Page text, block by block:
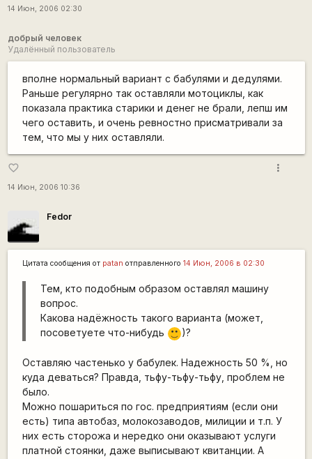
14 Июн, 2006 02:30
добрый человек
Удалённый пользователь
вполне нормальный вариант с бабулями и дедулями.
Раньше регулярно так оставляли мотоциклы, как
показала практика старики и денег не брали, лепш им
чего оставить, и очень ревностно присматривали за
тем, что мы у них оставляли.
favorite_border
14 Июн, 2006 10:36
more_vert
Fedor
Цитата сообщения от patan отправленного 14 Июн, 2006 в 02:30
Тем, кто подобным образом оставлял машину
вопрос.
Какова надёжность такого варианта (может,
посоветуете что-нибудь
:) )?
Оставляю частенько у бабулек. Надежность 50 %, но
куда деваться? Правда, тьфу-тьфу-тьфу, проблем не
было.
Можно пошариться по гос. предприятиям (если они
есть) типа автобаз, молокозаводов, милиции и т.п. У
них есть сторожа и нередко они оказывают услуги
платной стоянки, даже выписывают квитанции. А